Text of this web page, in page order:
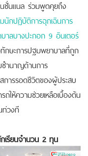
นชั่นแนล ร่วมพูดคุยถึง
นักปฏิบัติการฉุกเฉินการ
าลบางปะกอก 9 อินเตอร์
ทักษะการปฐมพยาบาลที่ถูก
ำนาญด้านการ
การรอดชีวิตของผู้ประสบ
ให้ความช่วยเหลือเบื้องต้น
ท่วงที
เรียนจำนวน 2 ทุน